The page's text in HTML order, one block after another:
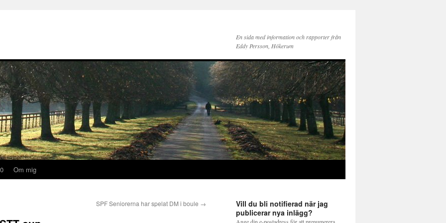
En sida med information och rapporter från
Eddy Persson, Hökerum
Om mig
SPF Seniorerna har spelat DM i boule →
Vill du bli notifierad när jag
publicerar nya inlägg?